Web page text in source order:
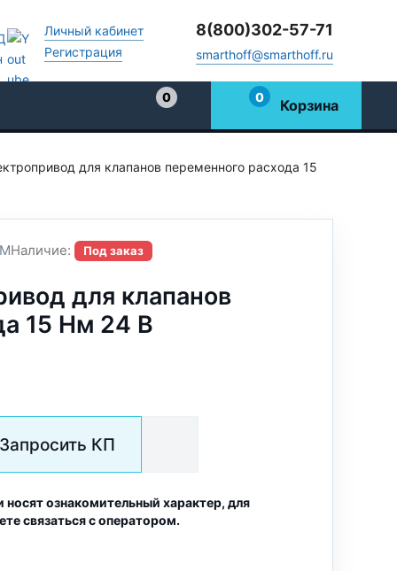
Личный кабинет
Регистрация
8(800)302-57-71
smarthoff@smarthoff.ru
0
0 Корзина
для клапанов переменного расхода 15
Наличие: Под заказ
для клапанов
15 Нм 24 В
Запросить КП
ознакомительный характер, для
связаться с оператором.